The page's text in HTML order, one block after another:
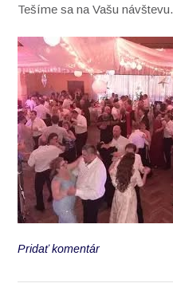
Tešíme sa na Vašu návštevu.
Pridať komentár